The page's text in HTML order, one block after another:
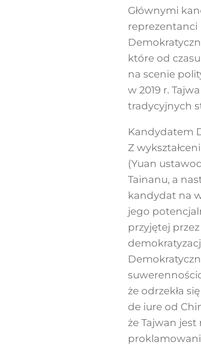
Głównymi
reprezentanci
które od
na scenie
w 2019 r.
tradycyjnych
Kandydatem
Z
(Yuan
Tainanu, a
kandydat na
jego
przyjętej
że odrzekła
de iure od
że Tajwan